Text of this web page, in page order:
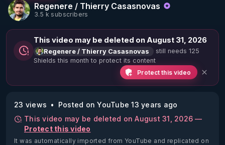
Regenere / Thierry Casasnovas
3.5 k subscribers
This video may be deleted on August 31, 2026
Regenere / Thierry Casasnovas
still needs 125
Shields this month to protect its content
Protect this video
23 views
Posted on YouTube 13 years ago
This video may be deleted on August 31, 2026 —
Protect this video
It was automatically imported from YouTube and replicated on